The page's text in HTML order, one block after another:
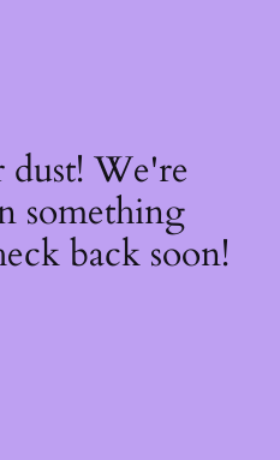
dust! We're
something
back soon!